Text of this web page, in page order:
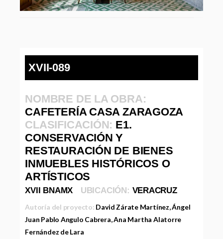
XVII-089
NOMBRE DE LA OBRA:
CAFETERÍA CASA ZARAGOZA
CLASIFICACIÓN: E1.
CONSERVACIÓN Y
RESTAURACIÓN DE BIENES
INMUEBLES HISTÓRICOS O
ARTÍSTICOS
XVII BNAMX UBICACIÓN: VERACRUZ
Autoría del proyecto: David Zárate Martínez, Ángel
Juan Pablo Angulo Cabrera, Ana Martha Alatorre
Fernández de Lara